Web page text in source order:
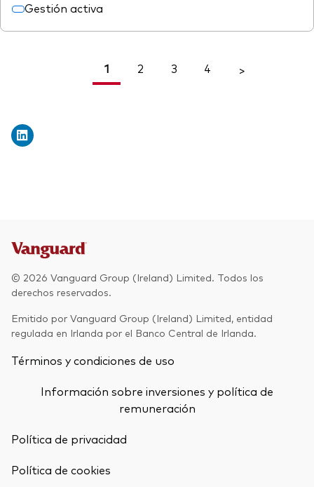
Gestión activa
1 2 3 4 >
© 2026 Vanguard Group (Ireland) Limited. Todos los
derechos reservados.
Emitido por Vanguard Group (Ireland) Limited, entidad
regulada en Irlanda por el Banco Central de Irlanda.
Términos y condiciones de uso
Información sobre inversiones y política de
remuneración
Política de privacidad
Política de cookies